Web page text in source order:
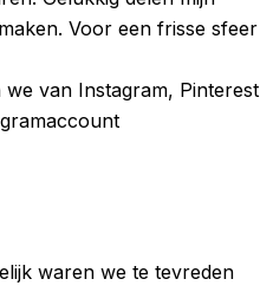
Voor een frisse sfeer
van Instagram, Pinterest
waren we te tevreden